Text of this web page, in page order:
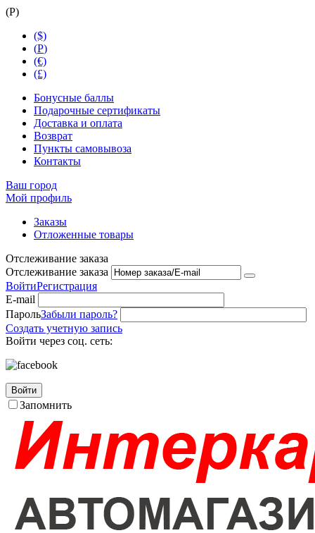
(Р)
($)
(Р)
(€)
(£)
Бонусные баллы
Подарочные сертификаты
Доставка и оплата
Возврат
Пункты самовывоза
Контакты
Ваш город
Мой профиль
Заказы
Отложенные товары
Отслеживание заказа
Отслеживание заказа
ВойтиРегистрация
E-mail
ПарольЗабыли пароль?
Создать учетную запись
Войти через соц. сеть:
Войти
Запомнить